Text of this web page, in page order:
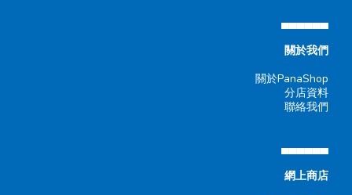
▄▄▄▄▄▄
關於我們
關於PanaShop
分店資料
聯絡我們
▄▄▄▄▄▄
網上商店